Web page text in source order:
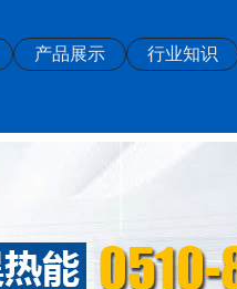
产品展示 行业知识